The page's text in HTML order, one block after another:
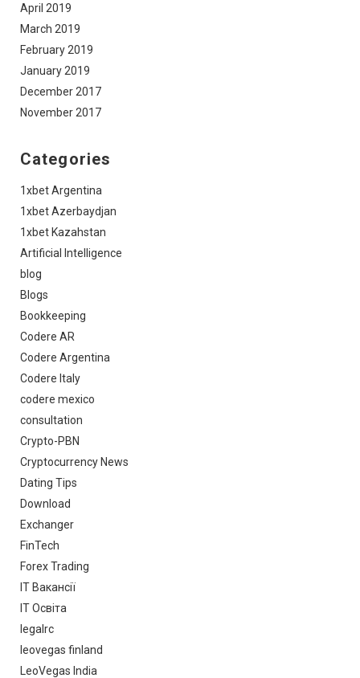
April 2019
March 2019
February 2019
January 2019
December 2017
November 2017
Categories
1xbet Argentina
1xbet Azerbaydjan
1xbet Kazahstan
Artificial Intelligence
blog
Blogs
Bookkeeping
Codere AR
Codere Argentina
Codere Italy
codere mexico
consultation
Crypto-PBN
Cryptocurrency News
Dating Tips
Download
Exchanger
FinTech
Forex Trading
IT Вакансії
IT Освіта
legalrc
leovegas finland
LeoVegas India